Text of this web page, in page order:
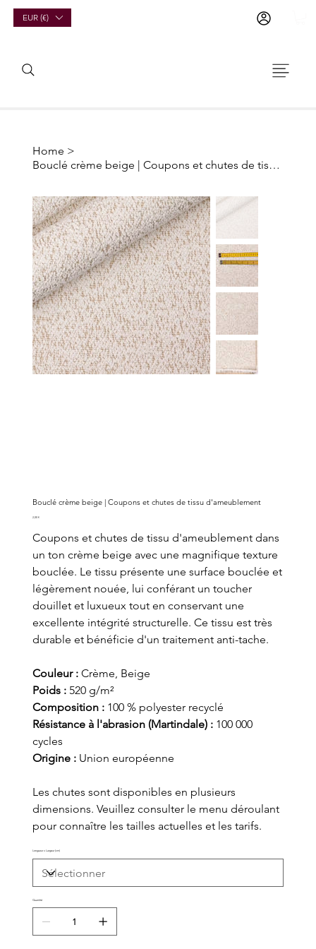
EUR (€)
Home >
Bouclé crème beige | Coupons et chutes de tissu d'ameublement
Bouclé crème beige | Coupons et chutes de tissu d'ameublement
Prix
2,00 €
Coupons et chutes de tissu d'ameublement dans
un ton crème beige avec une magnifique texture
bouclée. Le tissu présente une surface bouclée et
légèrement nouée, lui conférant un toucher
douillet et luxueux tout en conservant une
excellente intégrité structurelle. Ce tissu est très
durable et bénéficie d'un traitement anti-tache.
Couleur :Crème, Beige
Poids :520 g/m²
Composition :100 % polyester recyclé
Résistance à l'abrasion (Martindale) :100 000
cycles
Origine :Union européenne
Les chutes sont disponibles en plusieurs
dimensions. Veuillez consulter le menu déroulant
pour connaître les tailles actuelles et les tarifs.
Longueur x Largeur (cm)
Quantité